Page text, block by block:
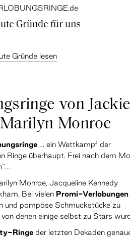
Gründe für uns
Gründe lesen
von Jackie
Monroe
… ein Wettkampf der
Ringe überhaupt. Frei nach dem
Monroe, Jacqueline Kennedy
Bei vielen Promi-Verlobungen
und pompöse Schmuckstücke zu
denen einige selbst zu Stars
Ringe der letzten Dekaden